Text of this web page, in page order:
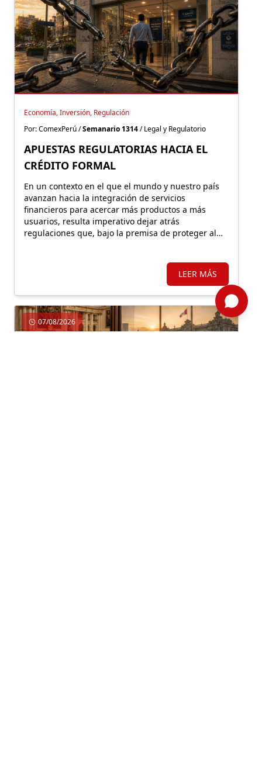
Economía, Inversión, Regulación
Por: ComexPerú /Semanario 1314/ Legal y Regulatorio
APUESTAS REGULATORIAS HACIA EL
CRÉDITO FORMAL
En un contexto en el que el mundo y nuestro país
avanzan hacia la integración de servicios
financieros para acercar más productos a más
usuarios, resulta imperativo dejar atrás
regulaciones que, bajo la premisa de proteger al
LEER MÁS
07/08/2026